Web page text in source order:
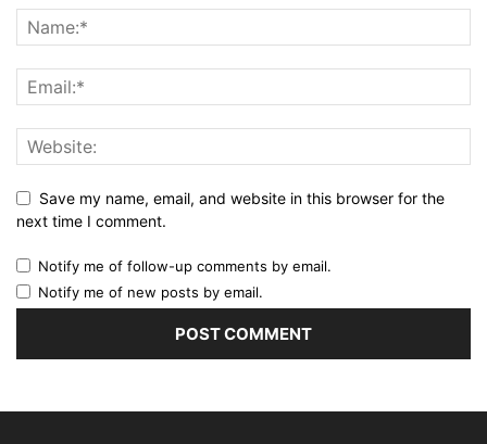
Save my name, email, and website in this browser for the
next time I comment.
Notify me of follow-up comments by email.
Notify me of new posts by email.